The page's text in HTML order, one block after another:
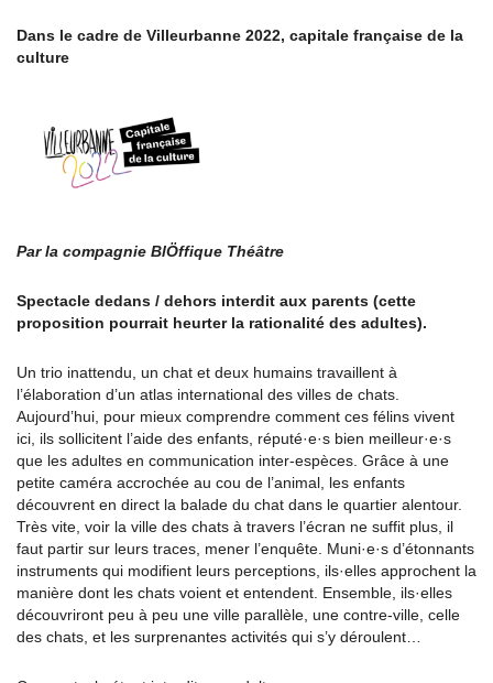
Dans le cadre de Villeurbanne 2022, capitale française de la
culture
Par la compagnie BlÖffique Théâtre
Spectacle dedans / dehors interdit aux parents (cette
proposition pourrait heurter la rationalité des adultes).
Un trio inattendu, un chat et deux humains travaillent à
l’élaboration d’un atlas international des villes de chats.
Aujourd’hui, pour mieux comprendre comment ces félins vivent
ici, ils sollicitent l’aide des enfants, réputé·e·s bien meilleur·e·s
que les adultes en communication inter-espèces. Grâce à une
petite caméra accrochée au cou de l’animal, les enfants
découvrent en direct la balade du chat dans le quartier alentour.
Très vite, voir la ville des chats à travers l’écran ne suffit plus, il
faut partir sur leurs traces, mener l’enquête. Muni·e·s d’étonnants
instruments qui modifient leurs perceptions, ils·elles approchent la
manière dont les chats voient et entendent. Ensemble, ils·elles
découvriront peu à peu une ville parallèle, une contre-ville, celle
des chats, et les surprenantes activités qui s’y déroulent…